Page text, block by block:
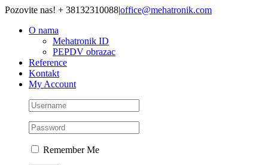
Skip
content
Pozovite nas! + 38132310088|office@mehatronik.com
O nama
Mehatronik ID
PEPDV obrazac
Reference
Kontakt
My Account
Remember Me